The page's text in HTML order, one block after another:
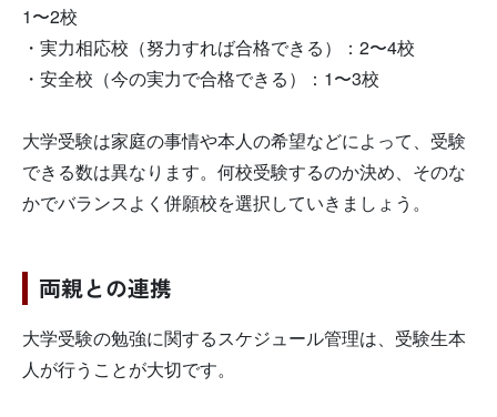
1〜2校
・実力相応校（努力すれば合格できる）：2〜4校
・安全校（今の実力で合格できる）：1〜3校
大学受験は家庭の事情や本人の希望などによって、受験
できる数は異なります。何校受験するのか決め、そのな
かでバランスよく併願校を選択していきましょう。
両親との連携
大学受験の勉強に関するスケジュール管理は、受験生本
人が行うことが大切です。